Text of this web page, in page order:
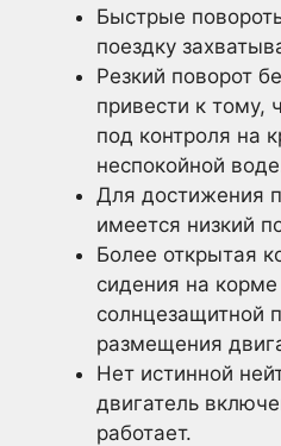
Быстрые
поездку
Резкий поворот
привести к тому,
под контроля на
неспокойной
Для достижения
имеется низкий
Более открытая
сидения на
солнцезащитной
размещения
Нет истинной
двигатель
работает.